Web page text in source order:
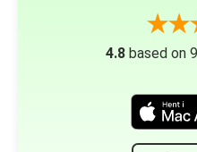
4.8based on